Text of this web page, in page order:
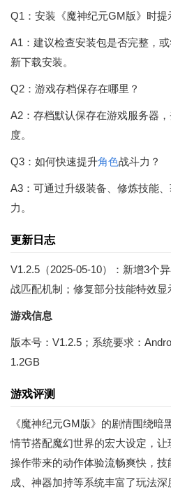
Q1：安装《魔神纪元GM版》时提
A1：建议检查安装包是否完整，
新下载安装。
Q2：游戏存档保存在哪里？
A2：存档默认保存在游戏服务器
度。
Q3：如何快速提升角色战斗力？
A3：可通过升级装备、修炼技能
力。
更新日志
V1.2.5（2025-05-10）：新增3个
战匹配机制；修复部分技能特效显
游戏信息
版本号：V1.2.5；系统要求：
1.2GB
游戏评测
《魔神纪元GM版》的剧情围绕
情节搭配魔幻世界的宏大设定，
操作带来的动作体验流畅爽快，
成、神器加持等系统丰富了玩法深